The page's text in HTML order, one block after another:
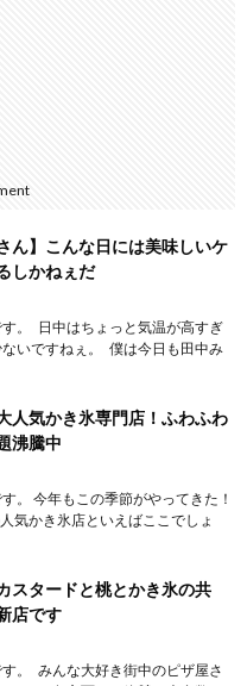
ん】こんな日には美味しいケ
しかねぇだ
。 日中はちょっと気温が高すぎ
いですねぇ。 僕は今日も田中み
人気かき氷専門店！ふわふわ
沸騰中
。 今年もこの季節がやってきた！
気かき氷店といえばここでしょ
スタードと桃とかき氷の共
店です
。 みんな大好き街中のピザ屋さ